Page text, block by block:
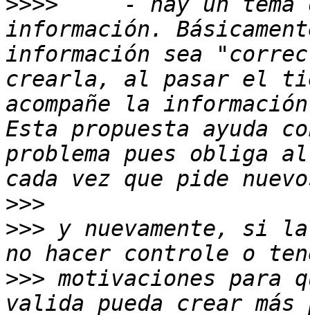
información.
información sea
crearla, al pasar el
acompañe la
Esta propuesta ayuda
problema pues obliga
>>>
>>> y nuevamente, si
>>> motivaciones para